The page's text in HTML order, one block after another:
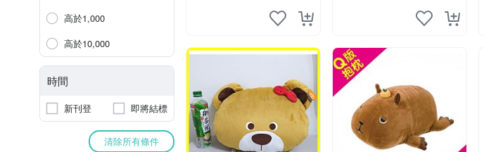
高於1,000
高於10,000
時間
新刊登 即將結標
清除所有條件